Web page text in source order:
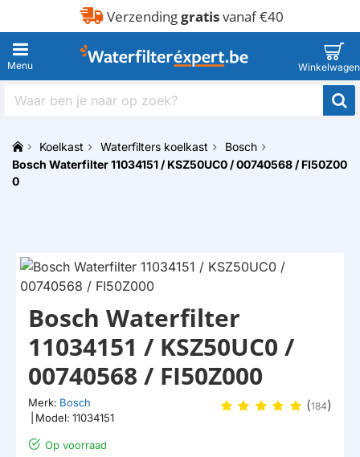
Verzendinggratisvanaf €40
Waar
naar
op
zoek?
h
o
Koelkast Waterfilters koelkast
Bosch
Bosch Waterfilter 11034151 / KSZ50UC0 / 00740568 / FI50Z00
0
Op voorraad
Bosch Waterfilter
11034151 / KSZ50UC0 /
00740568 / FI50Z000
Merk: Bosch
Model: 11034151
(184)